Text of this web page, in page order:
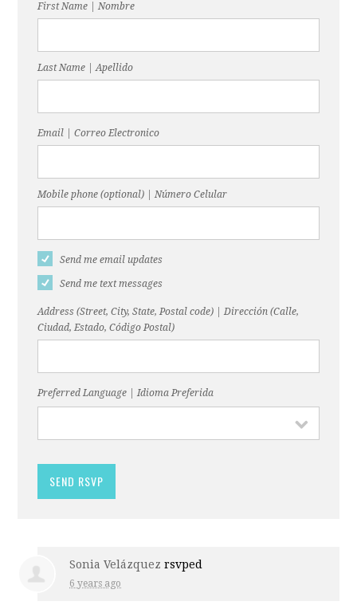
First Name | Nombre
Last Name | Apellido
Email | Correo Electronico
Mobile phone (optional) | Número Celular
Send me email updates
Send me text messages
Address (Street, City, State, Postal code) | Dirección (Calle,
Ciudad, Estado, Código Postal)
Preferred Language | Idioma Preferida
Sonia Velázquez rsvped
6 years ago